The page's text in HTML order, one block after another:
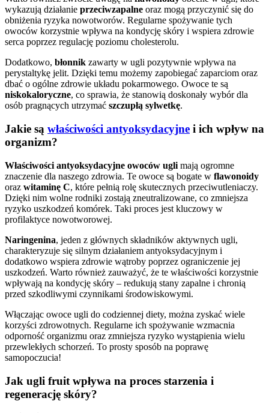
wykazują działanie przeciwzapalne oraz mogą przyczynić się do
obniżenia ryzyka nowotworów. Regularne spożywanie tych
owoców korzystnie wpływa na kondycję skóry i wspiera zdrowie
serca poprzez regulację poziomu cholesterolu.
Dodatkowo, błonnik zawarty w ugli pozytywnie wpływa na
perystaltykę jelit. Dzięki temu możemy zapobiegać zaparciom oraz
dbać o ogólne zdrowie układu pokarmowego. Owoce te są
niskokaloryczne, co sprawia, że stanowią doskonały wybór dla
osób pragnących utrzymać szczupłą sylwetkę.
Jakie są właściwości antyoksydacyjne i ich wpływ na
organizm?
Właściwości antyoksydacyjne owoców ugli mają ogromne
znaczenie dla naszego zdrowia. Te owoce są bogate w flawonoidy
oraz witaminę C, które pełnią rolę skutecznych przeciwutleniaczy.
Dzięki nim wolne rodniki zostają zneutralizowane, co zmniejsza
ryzyko uszkodzeń komórek. Taki proces jest kluczowy w
profilaktyce nowotworowej.
Naringenina, jeden z głównych składników aktywnych ugli,
charakteryzuje się silnym działaniem antyoksydacyjnym i
dodatkowo wspiera zdrowie wątroby poprzez ograniczenie jej
uszkodzeń. Warto również zauważyć, że te właściwości korzystnie
wpływają na kondycję skóry – redukują stany zapalne i chronią
przed szkodliwymi czynnikami środowiskowymi.
Włączając owoce ugli do codziennej diety, można zyskać wiele
korzyści zdrowotnych. Regularne ich spożywanie wzmacnia
odporność organizmu oraz zmniejsza ryzyko wystąpienia wielu
przewlekłych schorzeń. To prosty sposób na poprawę
samopoczucia!
Jak ugli fruit wpływa na proces starzenia i
regenerację skóry?